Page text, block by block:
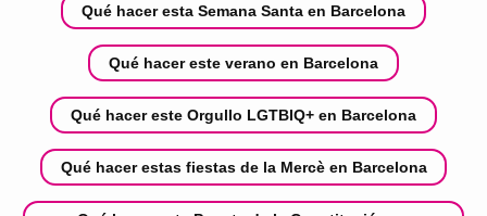
Qué hacer esta Semana Santa en Barcelona
Qué hacer este verano en Barcelona
Qué hacer este Orgullo LGTBIQ+ en Barcelona
Qué hacer estas fiestas de la Mercè en Barcelona